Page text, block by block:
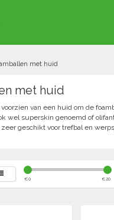
met huid
met huid
van een huid om de
wel superskin genoemd of
geschikt voor trefbal en
€0 € 20